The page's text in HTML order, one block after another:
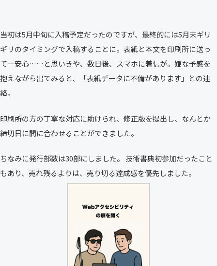
当初は5月中旬に入稿予定だったのですが、最終的には5月末ギリ
ギリのタイミングで入稿することに。表紙と本文を印刷所に送っ
て一安心……と思いきや、数日後、スマホに着信が。嫌な予感を
抱えながら出てみると、「表紙データに不備があります」との連
絡。
印刷所の方の丁寧な対応に助けられ、修正版を提出し、なんとか
締切日に間に合わせることができました。
ちなみに発行部数は30部にしました。 技術書典初参加だったこと
もあり、売れ残るよりは、売り切る達成感を優先しました。